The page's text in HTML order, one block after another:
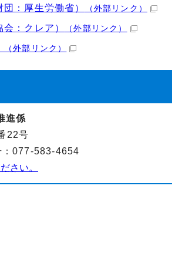
：厚生労働省） （外部リンク）
：クレア） （外部リンク）
（外部リンク）
進係
22号
077-583-4654
さい。